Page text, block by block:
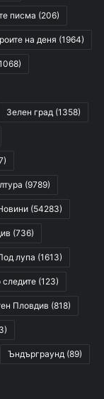
писма (206)
на деня (1964)
Зелен град (1358)
(9789)
(54283)
(736)
лупа (1613)
следите (123)
Пловдив (818)
Ъндърграунд (89)